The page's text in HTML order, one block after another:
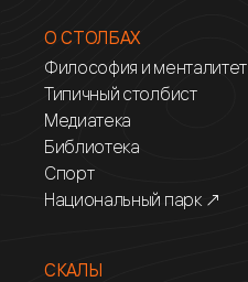
О СТОЛБАХ
Философия и менталитет
Типичный столбист
Медиатека
Библиотека
Спорт
Национальный парк ↗
СКАЛЫ